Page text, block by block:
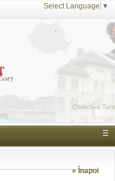
Select Language ▼
☰
« Înapoi